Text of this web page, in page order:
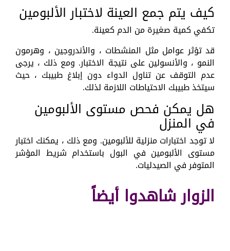
كيف يتم جمع العينة لاختبار الألبومين
تكفي كمية صغيرة من الدم كعينة.
قد تؤثر عوامل مثل المنشطات ، والأندروجين ، وهرمون
النمو ، والأنسولين على نتيجة الاختبار. ومع ذلك ، يرجى
عدم التوقف عن تناول الدواء دون إبلاغ طبيبك ، حيث
سيتخذ طبيبك الاحتياطات اللازمة لذلك.
هل يمكن فحص مستوى الألبومين
في المنزل
لا توجد اختبارات منزلية للألبومين. ومع ذلك ، يمكنك اختبار
مستوى الألبومين في البول باستخدام شريط المؤشر
المتوفر في الصيدليات.
الزوار شاهدوا أيضاً